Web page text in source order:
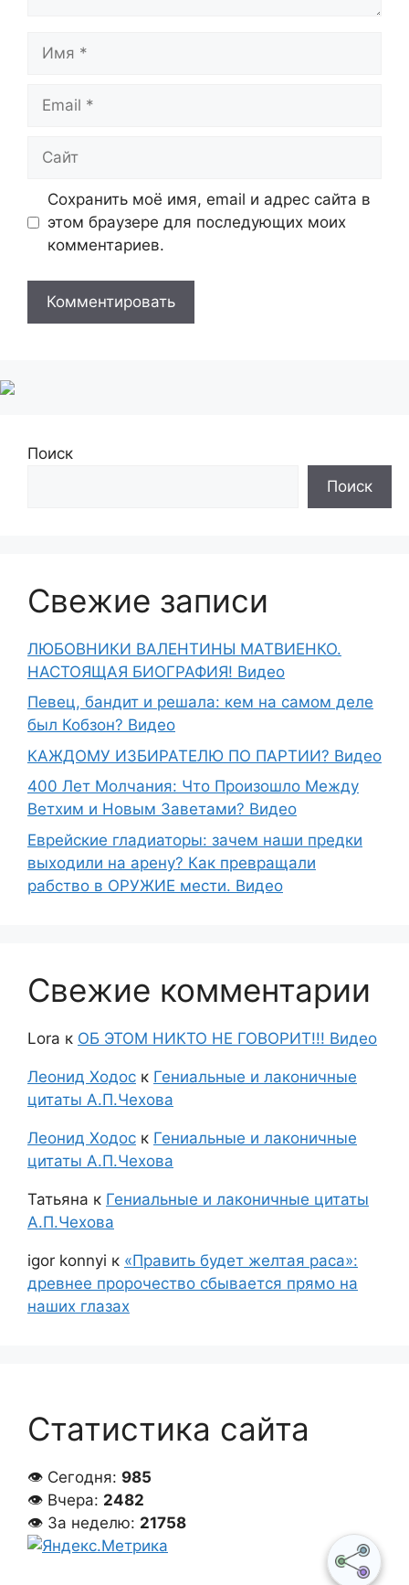
Имя
Email
Сайт
Сохранить моё имя, email и адрес сайта в
этом браузере для последующих моих
комментариев.
Поиск
Поиск
Свежие записи
ЛЮБОВНИКИ ВАЛЕНТИНЫ МАТВИЕНКО.
НАСТОЯЩАЯ БИОГРАФИЯ! Видео
Певец, бандит и решала: кем на самом деле
был Кобзон? Видео
КАЖДОМУ ИЗБИРАТЕЛЮ ПО ПАРТИИ? Видео
400 Лет Молчания: Что Произошло Между
Ветхим и Новым Заветами? Видео
Еврейские гладиаторы: зачем наши предки
выходили на арену? Как превращали
рабство в ОРУЖИЕ мести. Видео
Свежие комментарии
Lora к ОБ ЭТОМ НИКТО НЕ ГОВОРИТ!!! Видео
Леонид Ходос к Гениальные и лаконичные
цитаты А.П.Чехова
Леонид Ходос к Гениальные и лаконичные
цитаты А.П.Чехова
Татьяна к Гениальные и лаконичные цитаты
А.П.Чехова
igor konnyi к «Править будет желтая раса»:
древнее пророчество сбывается прямо на
наших глазах
Статистика сайта
👁 Сегодня: 985
👁 Вчера: 2482
👁 За неделю: 21758